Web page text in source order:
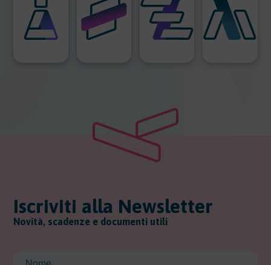
Iscriviti alla Newsletter
Novità, scadenze e documenti utili